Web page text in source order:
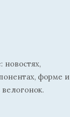
новостях,
форме и